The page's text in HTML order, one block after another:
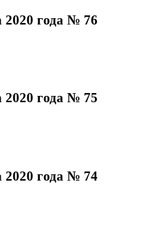
года № 76
года № 75
года № 74